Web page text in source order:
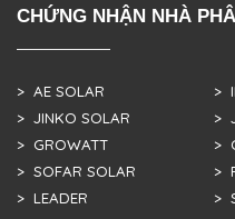
CHỨNG NHẬN NHÀ
> AE SOLAR
> JINKO SOLAR
> GROWATT
> SOFAR SOLAR
> LEADER
>
>
>
>
>